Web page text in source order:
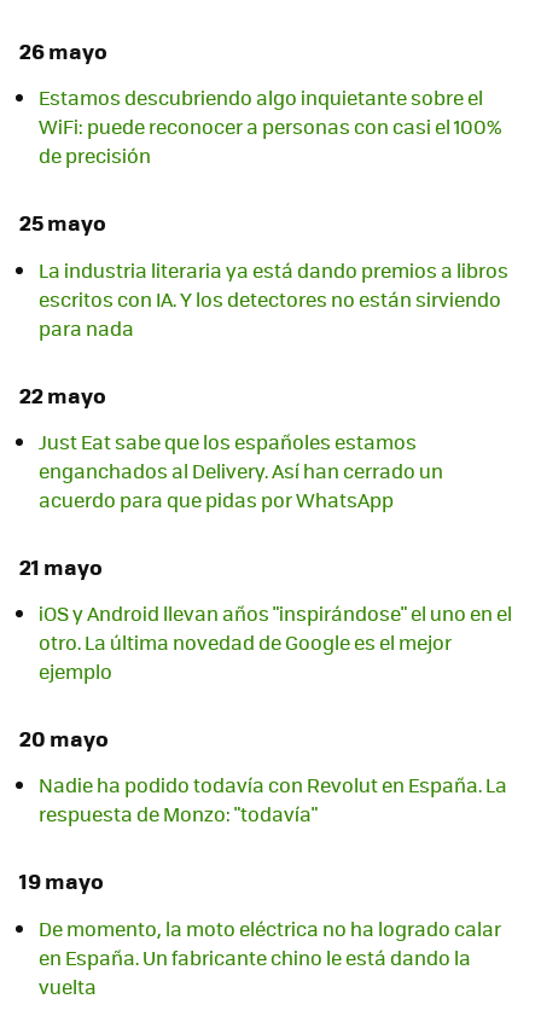
26 mayo
Estamos descubriendo algo inquietante sobre el
WiFi: puede reconocer a personas con casi el 100%
de precisión
25 mayo
La industria literaria ya está dando premios a libros
escritos con IA. Y los detectores no están sirviendo
para nada
22 mayo
Just Eat sabe que los españoles estamos
enganchados al Delivery. Así han cerrado un
acuerdo para que pidas por WhatsApp
21 mayo
iOS y Android llevan años "inspirándose" el uno en el
otro. La última novedad de Google es el mejor
ejemplo
20 mayo
Nadie ha podido todavía con Revolut en España. La
respuesta de Monzo: "todavía"
19 mayo
De momento, la moto eléctrica no ha logrado calar
en España. Un fabricante chino le está dando la
vuelta